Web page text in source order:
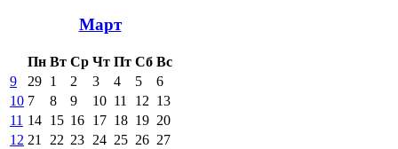
Март
Пн Вт Ср Чт Пт Сб Вс
9
29 1 2 3 4 5
6
10 7 8 9 10 11 12 13
11 14 15 16 17 18 19 20
12 21 22 23 24 25 26 27